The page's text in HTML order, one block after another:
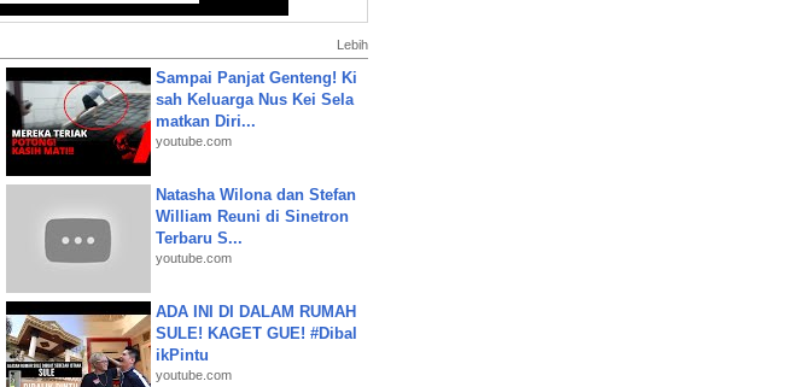
Lebih
Sampai Panjat Genteng! Ki
sah Keluarga Nus Kei Sela
matkan Diri...
youtube.com
Natasha Wilona dan Stefan
William Reuni di Sinetron
Terbaru S...
youtube.com
ADA INI DI DALAM RUMAH
SULE! KAGET GUE! #Dibal
ikPintu
youtube.com